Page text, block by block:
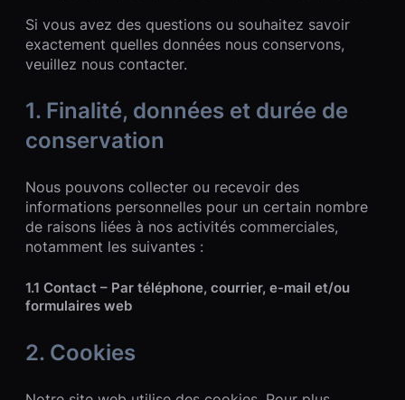
Si vous avez des questions ou souhaitez savoir
exactement quelles données nous conservons,
veuillez nous contacter.
1. Finalité, données et durée de
conservation
Nous pouvons collecter ou recevoir des
informations personnelles pour un certain nombre
de raisons liées à nos activités commerciales,
notamment les suivantes :
1.1 Contact – Par téléphone, courrier, e-mail et/ou
formulaires web
2. Cookies